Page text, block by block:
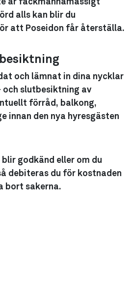
är fackmannamässigt
alls kan blir du
att Poseidon får återställa.
och lämnat in dina nycklar
och slutbesiktning av
förråd, balkong,
innan den nya hyresgästen
godkänd eller om du
debiteras du för kostnaden
bort sakerna.